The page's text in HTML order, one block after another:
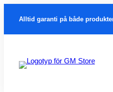
Alltid garanti på både